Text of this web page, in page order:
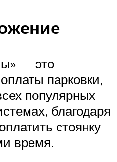
— это
парковки,
популярных
благодаря
стоянку
время.